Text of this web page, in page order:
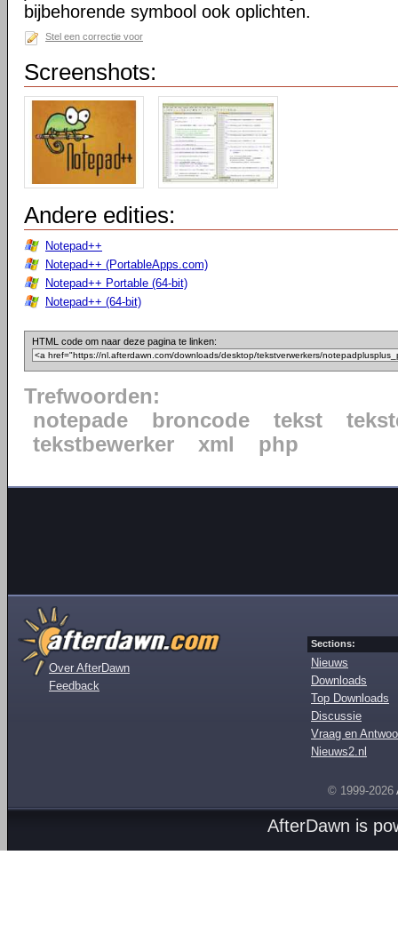
bijbehorende symbool ook oplichten.
Stel een correctie voor
Screenshots:
Andere edities:
Notepad++
Notepad++ (PortableApps.com)
Notepad++ Portable (64-bit)
Notepad++ (64-bit)
HTML code om naar deze pagina te linken:
Trefwoorden:
notepade
broncode tekst
tekstbewerker
xml php
Over AfterDawn
Feedback
Sections:
Nieuws
Downloads
Top Downloads
Discussie
Vraag en
Nieuws2.nl
© 1999-2026
AfterDawn is